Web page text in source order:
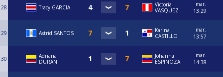
28 Tracy GARCIA
Victoria
VASQUEZ
mar.
13:29
29 Astrid SANTOS
Karina
CASTILLO
mar.
13:57
30
Adriana
DURAN
Johanna
ESPINOZA
mar.
14:38